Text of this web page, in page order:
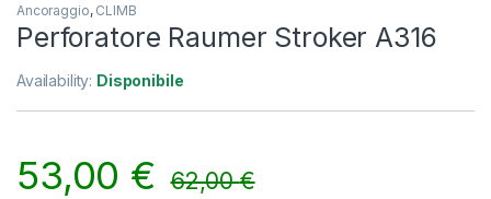
Ancoraggio, CLIMB
Perforatore Raumer Stroker A316
Availability: Disponibile
53,00 € 62,00€